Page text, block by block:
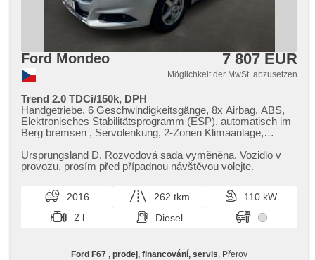
Ford Mondeo 7 807 EUR
Möglichkeit der MwSt. abzusetzen
Trend 2.0 TDCi/150k, DPH
Handgetriebe, 6 Geschwindigkeitsgänge, 8x Airbag, ABS,
Elektronisches Stabilitätsprogramm (ESP), automatisch im
Berg bremsen , Servolenkung, 2-Zonen Klimaanlage,
Navigation, Lichtsensor, Scheibenwischersensor, Lenkrad
einstellbar, Multifunktionslenkrad, hands free, Bluetooth, El.
El. Spiegel, Wegfahrsperre, Zentralverriegelung mit
Funkfernbedienung, isofix, beheizte Sitze, höheneinstellbare
Fahrersitz, Nebelscheinwerfer, USB, AUX, Autoradio, CD-
Spieler, Außenthermometer, beheizte Spiegel, beheizte
Ursprungsland D,​ Rozvodová sada vyměněna. Vozidlo v
provozu,​ prosím před případnou návštěvou volejte.
2016 262 tkm
110 kW
2 l
Diesel
Ford F67 , prodej, financování, servis , Přerov